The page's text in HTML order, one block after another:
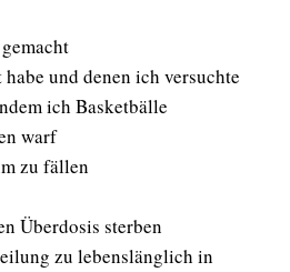
und denen ich versuchte
ich Basketbälle
warf
zu fällen
Überdosis sterben
zu lebenslänglich in